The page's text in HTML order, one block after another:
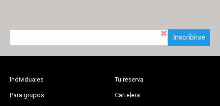
Inscribirse
Individuales
Para grupos
Tu reserva
Cartelera